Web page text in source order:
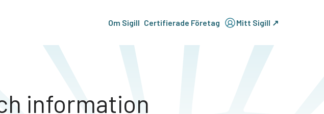
Om Sigill Certifierade Företag Mitt Sigill ↗
information